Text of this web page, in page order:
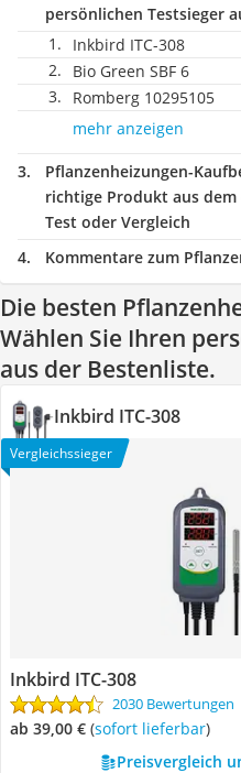
persönlichen Testsieger
Inkbird ITC-308
Bio Green SBF 6
Romberg 10295105
mehr anzeigen
Pflanzenheizungen-
richtige Produkt aus
Test oder Vergleich
Kommentare zum
Die besten
Wählen Sie Ihren
aus der Bestenliste.
Inkbird ITC-308
Vergleichssieger
Inkbird ITC-308
2030 Bewertungen
ab 39,00 € ( Sofort lieferbar)
Preisvergleich